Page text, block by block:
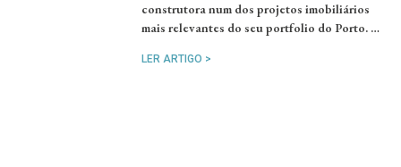
construtora num dos projetos imobiliários
mais relevantes do seu portfolio do Porto. …
LER ARTIGO >